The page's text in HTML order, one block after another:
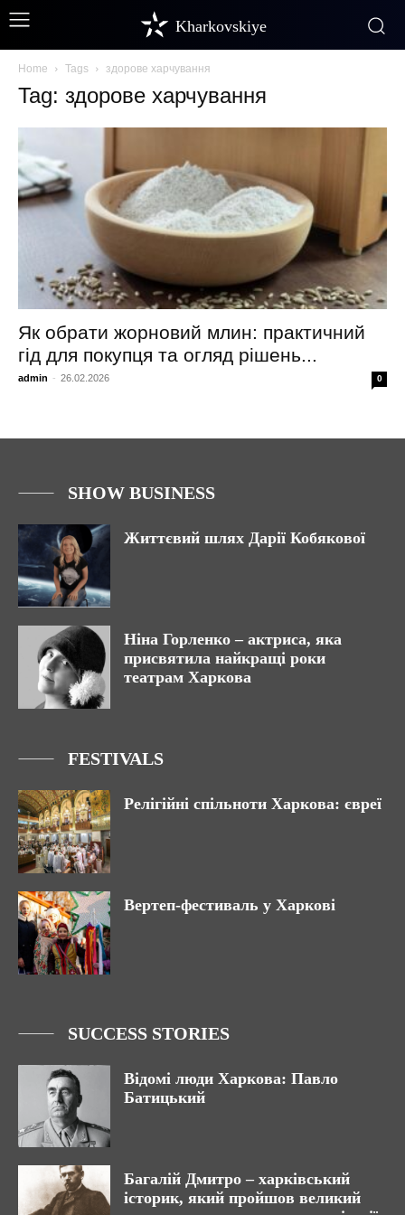
Kharkovskiye
Home Tags здорове харчування
Tag: здорове харчування
Як обрати жорновий млин: практичний
гід для покупця та огляд рішень...
admin - 26.02.2026 0
SHOW BUSINESS
Життєвий шлях Дарії Кобякової
Ніна Горленко – актриса, яка
присвятила найкращі роки
театрам Харкова
FESTIVALS
Релігійні спільноти Харкова: євреї
Вертеп-фестиваль у Харкові
SUCCESS STORIES
Відомі люди Харкова: Павло
Батицький
Багалій Дмитро – харківський
історик, який пройшов великий